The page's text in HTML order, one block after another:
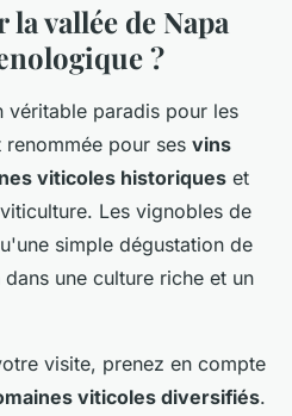
vallée de Napa
?
véritable paradis pour les
pour ses vins
viticoles historiques et
Les vignobles de
simple dégustation de
une culture riche et un
visite, prenez en compte
viticoles diversifiés.